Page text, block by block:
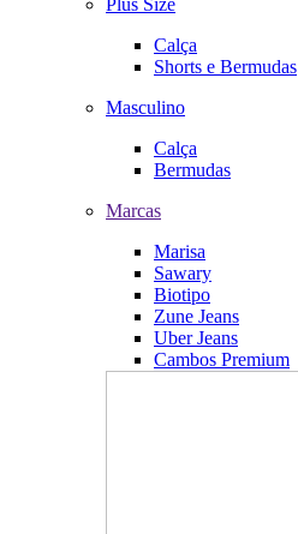
Plus Size
Calça
Shorts e Bermudas
Masculino
Calça
Bermudas
Marcas
Marisa
Sawary
Biotipo
Zune Jeans
Uber Jeans
Cambos Premium